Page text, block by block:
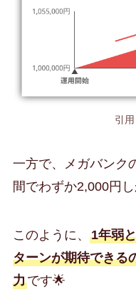
引用
一方で、メガバンク
間でわずか2,000円
このように、 1年弱
ターンが期待できる
力です🌟